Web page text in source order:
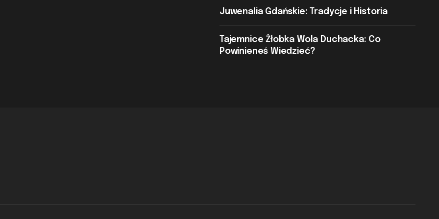
Juwenalia Gdańskie: Tradycje i Historia
Tajemnice Żłobka Wola Duchacka: Co
Powinieneś Wiedzieć?